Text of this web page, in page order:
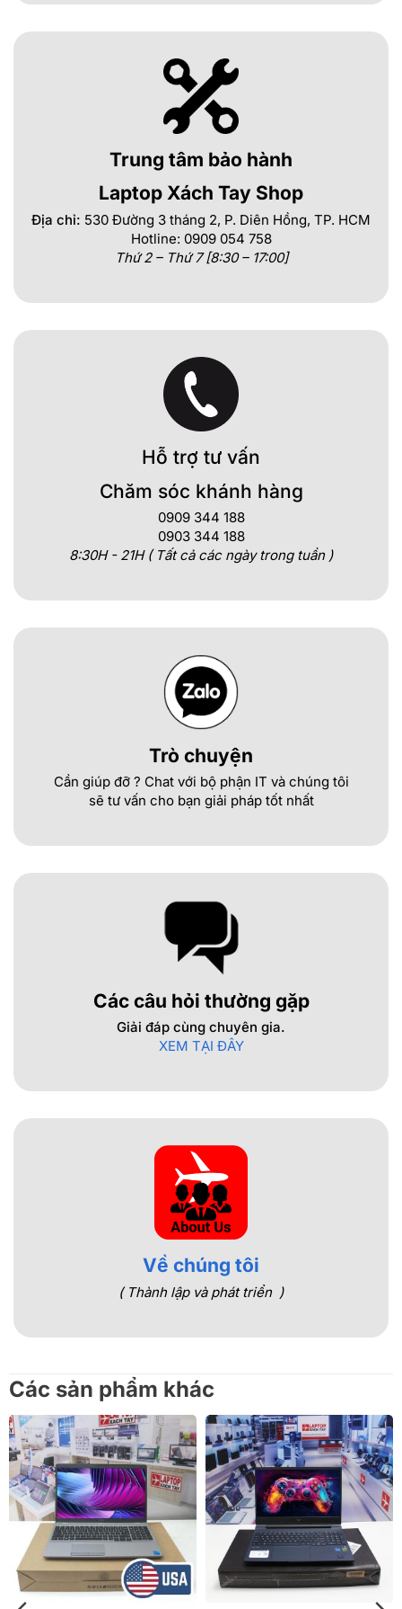
Trung tâm bảo hành
Laptop Xách Tay Shop
Địa chỉ: 530 Đường 3 tháng 2, P. Diên Hồng, TP. HCM
Hotline: 0909 054 758
Thứ 2 – Thứ 7 [8:30 – 17:00]
Hỗ trợ tư vấn
Chăm sóc khánh hàng
0909 344 188
0903 344 188
8:30H - 21H ( Tất cả các ngày trong tuần )
Trò chuyện
Cần giúp đỡ ? Chat với bộ phận IT và chúng tôi
sẽ tư vấn cho bạn giải pháp tốt nhất
Các câu hỏi thường gặp
Giải đáp cùng chuyên gia.
XEM TẠI ĐÂY
Về chúng tôi
( Thành lập và phát triển )
Các sản phẩm khác